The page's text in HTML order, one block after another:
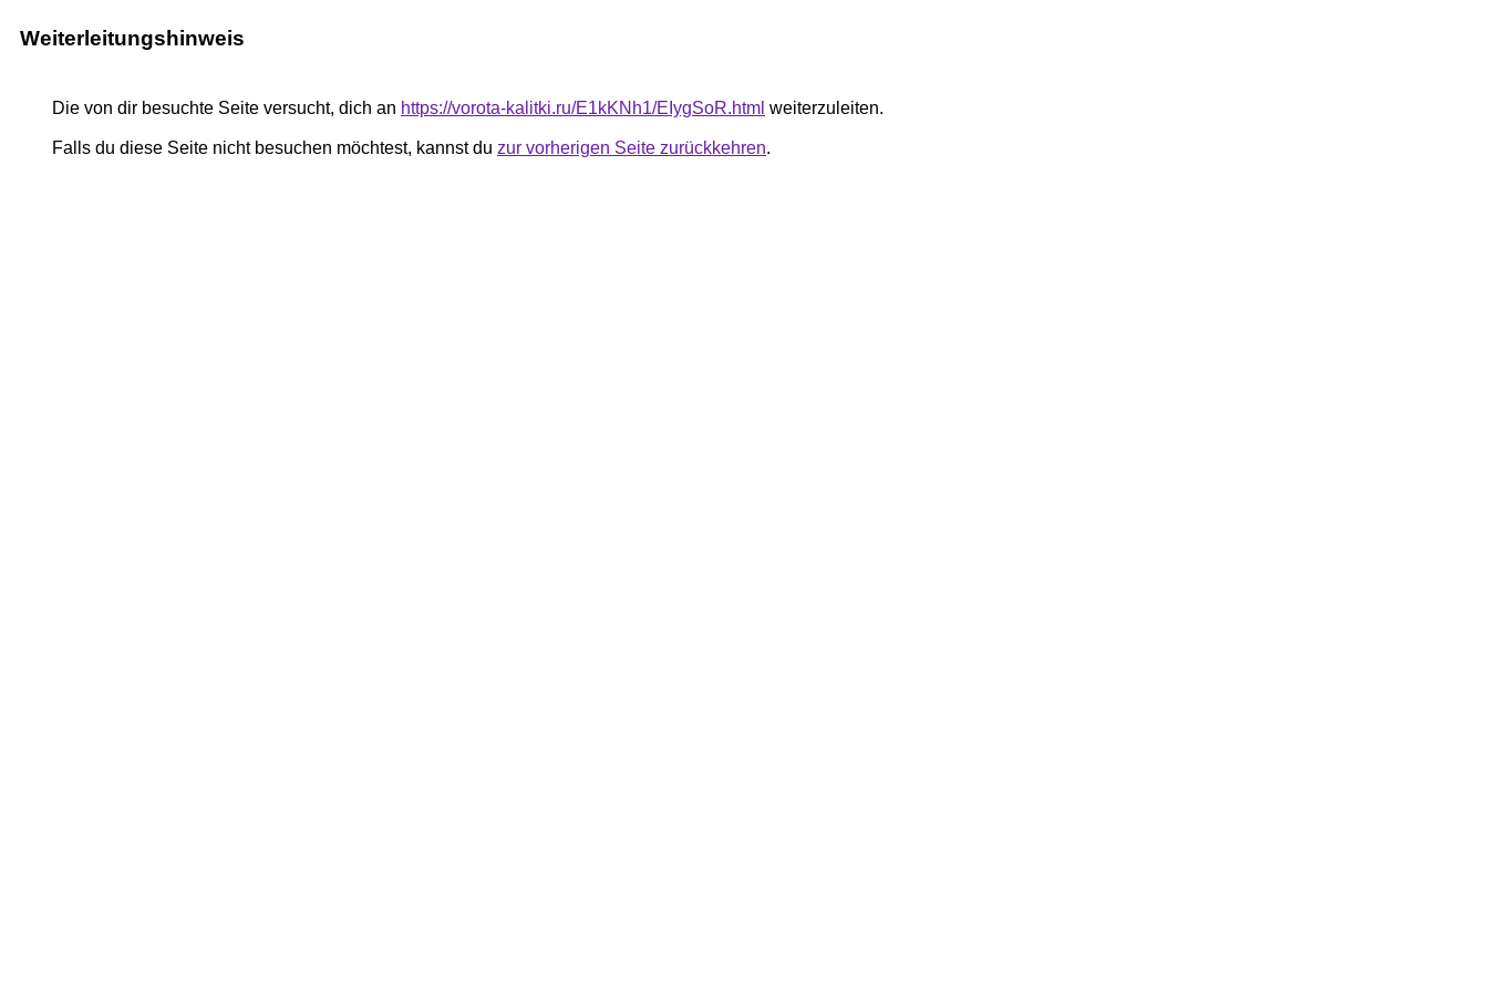
Weiterleitungshinweis
Die von dir besuchte Seite versucht, dich an https://vorota-kalitki.ru/E1kKNh1/EIygSoR.html weiterzuleiten.
Falls du diese Seite nicht besuchen möchtest, kannst du zur vorherigen Seite zurückkehren.